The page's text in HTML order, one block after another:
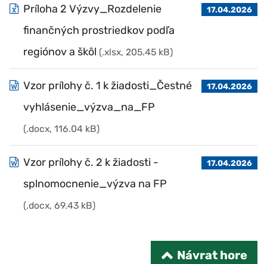
Príloha 2 Výzvy_Rozdelenie
finančných prostriedkov podľa
regiónov a škôl (.xlsx, 205.45 kB)
17.04.2026
Vzor prílohy č. 1 k žiadosti_Čestné
vyhlásenie_výzva_na_FP
(.docx, 116.04 kB)
17.04.2026
Vzor prílohy č. 2 k žiadosti -
splnomocnenie_výzva na FP
(.docx, 69.43 kB)
17.04.2026
Návrat hore